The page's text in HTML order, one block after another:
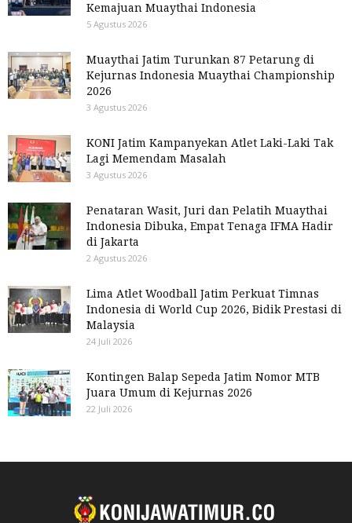
Kemajuan Muaythai Indonesia
5 Agustus 2026
Muaythai Jatim Turunkan 87 Petarung di
Kejurnas Indonesia Muaythai Championship
2026
3 Agustus 2026
KONI Jatim Kampanyekan Atlet Laki-Laki Tak
Lagi Memendam Masalah
3 Agustus 2026
Penataran Wasit, Juri dan Pelatih Muaythai
Indonesia Dibuka, Empat Tenaga IFMA Hadir
di Jakarta
2 Agustus 2026
Lima Atlet Woodball Jatim Perkuat Timnas
Indonesia di World Cup 2026, Bidik Prestasi di
Malaysia
24 Juli 2026
Kontingen Balap Sepeda Jatim Nomor MTB
Juara Umum di Kejurnas 2026
22 Juli 2026